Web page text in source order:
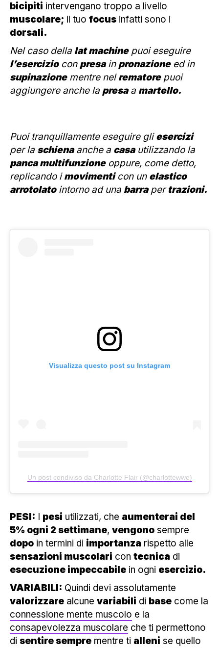
bicipiti intervengano troppo a livello
muscolare; il tuo focus infatti sono i
dorsali.
Nel caso della lat machinepuoi eseguire
l’eserciziocon presain pronazioneed in
supinazionementre nelrematorepuoi
aggiungere anche la presaa martello.
Puoi tranquillamente eseguire gliesercizi
per la schienaanche a casautilizzando la
panca multifunzioneoppure, come detto,
replicando imovimenticon un elastico
arrotolatointorno ad una barrapertrazioni.
Visualizza questo post su Instagram
Un post condiviso da Charlotte Flair (@charlottewwe)
PESI: I pesi utilizzati, che aumenterai del
5% ogni 2 settimane, vengono sempre
dopo in termini di importanza rispetto alle
sensazioni muscolari con tecnica di
esecuzione impeccabile in ogni esercizio.
VARIABILI: Quindi devi assolutamente
valorizzare alcune variabili di base come la
connessione mente muscolo e la
consapevolezza muscolare che ti permettono
di sentire sempre mentre ti alleni se quello